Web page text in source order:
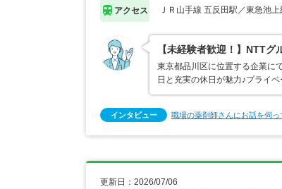
アクセス ＪＲ山手線 五反田駅／東急池
【未経験者歓迎！】NTT
東京都品川区に位置する企業に
日と充実の休日が魅力♪プライ
インタビュー 職場の薬剤師さんにお話を伺っ
更新日：2026/07/06